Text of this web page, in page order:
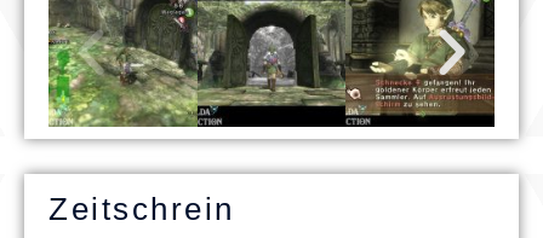
Zeitschrein